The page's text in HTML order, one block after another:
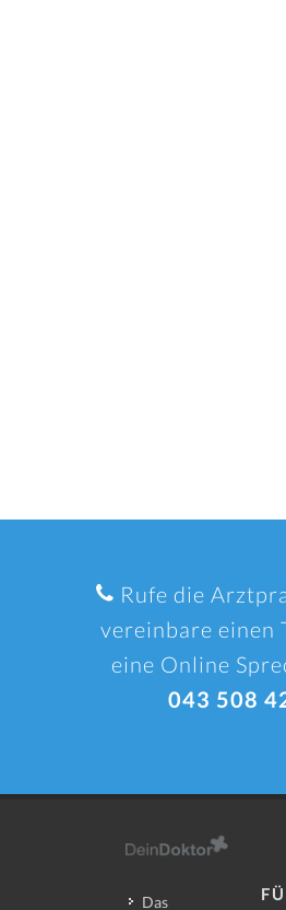
Rufe die
vereinbare einen
eine Online
043 508
Das